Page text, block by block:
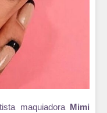
maquiadora Mimi